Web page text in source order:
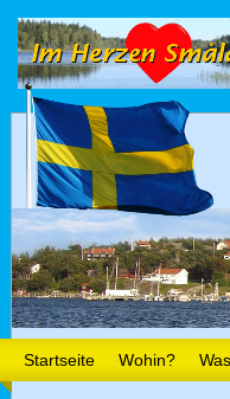
Startseite Wohin?